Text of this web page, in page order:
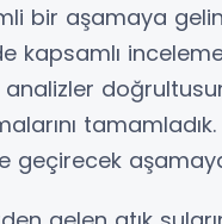
bir aşamaya
kapsamlı
analizler
geçirecek